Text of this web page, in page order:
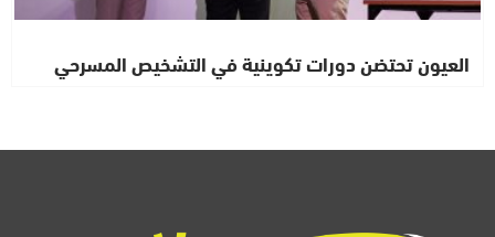
العيون تحتضن دورات تكوينية في التشخيص المسرحي